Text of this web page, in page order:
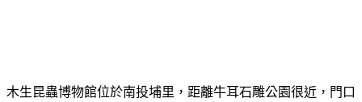
木生昆蟲博物館位於南投埔里，距離牛耳石雕公園很近，門口